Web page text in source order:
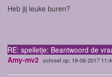
Heb jij leuke buren?
RE: spelletje: Beantwoord de
Amy-mv2 schreef op: 19-08-2017